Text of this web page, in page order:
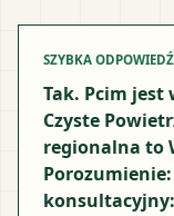
SZYBKA ODPOWIEDŹ
Tak. Pcim
Czyste
regionalna to